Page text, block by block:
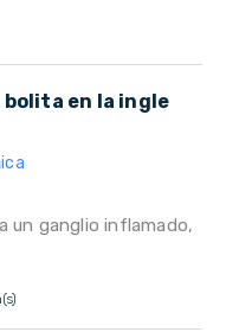
bolita en la ingle
un ganglio inflamado,